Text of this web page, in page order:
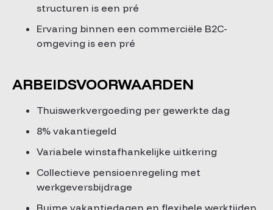
structuren is een pré
Ervaring binnen een commerciële B2C-
omgeving is een pré
ARBEIDSVOORWAARDEN
Thuiswerkvergoeding per gewerkte dag
8% vakantiegeld
Variabele winstafhankelijke uitkering
Collectieve pensioenregeling met
werkgeversbijdrage
Ruime vakantiedagen en flexibele werktijden